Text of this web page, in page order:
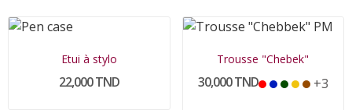
Etui à stylo
22,000 TND
Trousse "Chebek"
30,000 TND +3